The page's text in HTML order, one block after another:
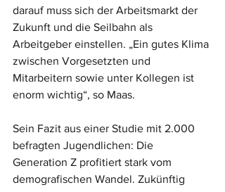
darauf muss sich der Arbeitsmarkt der
Zukunft und die Seilbahn als
Arbeitgeber einstellen. „Ein gutes Klima
zwischen Vorgesetzten und
Mitarbeitern sowie unter Kollegen ist
enorm wichtig“, so Maas.
Sein Fazit aus einer Studie mit 2.000
befragten Jugendlichen: Die
Generation Z profitiert stark vom
demografischen Wandel. Zukünftig